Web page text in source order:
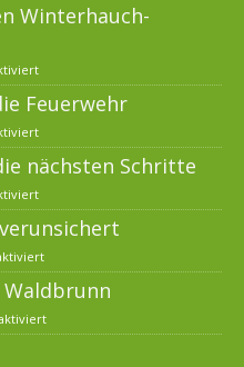
Winterhauch-
Feuerwehr
nächsten Schritte
Waldbrunn